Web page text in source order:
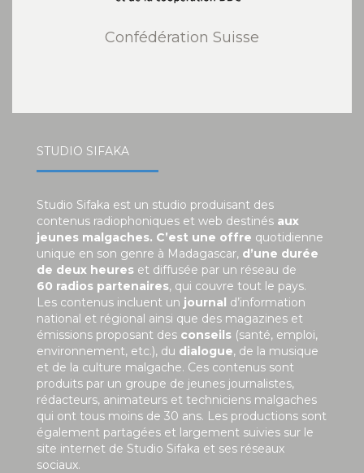
Confédération Suisse
STUDIO SIFAKA
Studio Sifaka est un studio produisant des
contenus radiophoniques et web destinés aux
jeunes malgaches. C’est une offre quotidienne
unique en son genre à Madagascar, d’une durée
de deux heures et diffusée par un réseau de
60 radios partenaires, qui couvre tout le pays.
Les contenus incluent un journal d’information
national et régional ainsi que des magazines et
émissions proposant des conseils (santé, emploi,
environnement, etc.), du dialogue, de la musique
et de la culture malgache. Ces contenus sont
produits par un groupe de jeunes journalistes,
rédacteurs, animateurs et techniciens malgaches
qui ont tous moins de 30 ans. Les productions sont
également partagées et largement suivies sur le
site internet de Studio Sifaka et ses réseaux
sociaux.